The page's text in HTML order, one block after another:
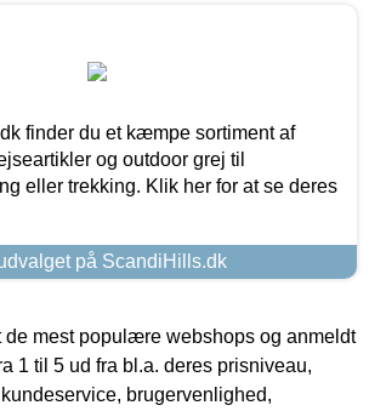
finder du et kæmpe sortiment af
og outdoor grej til
eller trekking. Klik her for at se deres
på ScandiHills.dk
de mest populære webshops og anmeldt
1 til 5 ud fra bl.a. deres prisniveau,
brugervenlighed,